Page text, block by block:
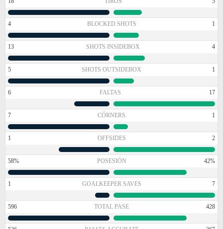
4 BLOCKED SHOTS 1
13 SHOTS INSIDEBOX 4
5 SHOTS OUTSIDEBOX 1
6 FALTAS 17
7 CÓRNERS 1
1 OFFSIDES 2
58% POSESIÓN 42%
1 GOALKEEPER SAVES 7
596 TOTAL PASE 428